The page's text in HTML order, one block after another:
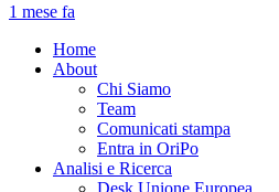
1 mese fa
Home
About
Chi Siamo
Team
Comunicati stampa
Entra in OriPo
Analisi e Ricerca
Desk Unione Europea